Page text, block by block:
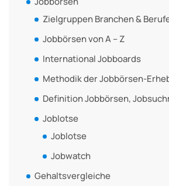
Zielgruppen Branchen &
Jobbörsen von A – Z
International Jobboards
Methodik der Jobbörsen-
Definition Jobbörsen,
Joblotse
Joblotse
Jobwatch
Gehaltsvergleiche